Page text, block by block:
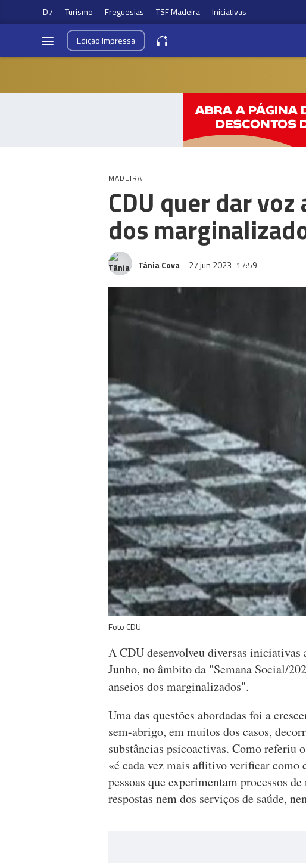
D7 Turismo Freguesias TSF Madeira Iniciativas
EdiçãoImpressa
MADEIRA
CDU quer dar
dos
Tânia Cova 27 jun 2023 17:59
Foto CDU
A CDU desenvolveu diversas iniciativas
Junho, no âmbito da "Semana Social/
anseios dos marginalizados".
Uma das questões abordadas foi a
sem-abrigo, em muitos dos casos,
substâncias psicoactivas. Como referiu
«é cada vez mais aflitivo verificar como
pessoas que experimentam processos
respostas nem dos serviços de saúde,